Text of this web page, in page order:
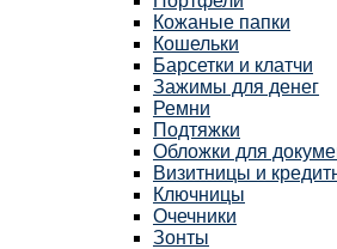
Кожаные папки
Кошельки
Барсетки и клатчи
Зажимы для денег
Ремни
Подтяжки
Обложки для
Визитницы и
Ключницы
Очечники
Зонты